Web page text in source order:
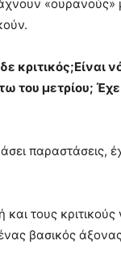
κριτικός;Είναι
του μετρίου;
παραστάσεις,
τους κριτικούς
βασικός